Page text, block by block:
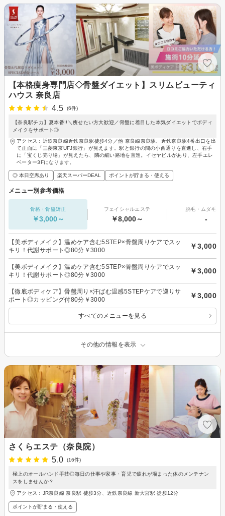
【本格痩身専門店◇骨盤ダイエット】スリムビューティ
ハウス 奈良店
4.5
(6件)
【奈良駅チカ】夏本番!!＼痩せたい方大歓迎／骨盤に着目した本気ダイエットでボディ
メイクをサポート◎
アクセス：近鉄奈良線近鉄奈良駅徒歩4分／他 奈良線奈良駅、近鉄奈良駅4番出口を出
て正面に「三菱東京UFJ銀行」が見えます。駅と銀行の間の小西通りを直進し、右手
に「宝くじ売り場」が見えたら、隣の細い路地を直進。イセヤビルがあり、左手エレ
ベーター3Fになります。
◎ 本日空席あり 楽天スーパーDEAL ポイントが貯まる・使える
メニュー別参考価格
骨格・骨盤矯正
￥3,000～
フェイシャルエステ
￥8,000～
脱毛・ムダ毛処
-
【美ボディメイク】温めケア含む5STEP×骨盤周りケアでスッ
キリ！代謝サポート◎80分￥3000
￥3,000
【美ボディメイク】温めケア含む5STEP×骨盤周りケアでスッ
キリ！代謝サポート◎80分￥3000
￥3,000
【徹底ボディケア】骨盤周り×汗ばむ温感5STEPケアで巡りサ
ポート◎カッピング付80分￥3000
￥3,000
すべてのメニューを見る
その他の情報を表示
さくらエステ（奈良院）
5.0
(16件)
極上のオールハンド手技◎毎日の仕事や家事・育児で疲れが溜まった体のメンテナン
スをしませんか？
アクセス：JR奈良線 奈良駅 徒歩3分、近鉄奈良線 新大宮駅 徒歩12分
ポイントが貯まる・使える